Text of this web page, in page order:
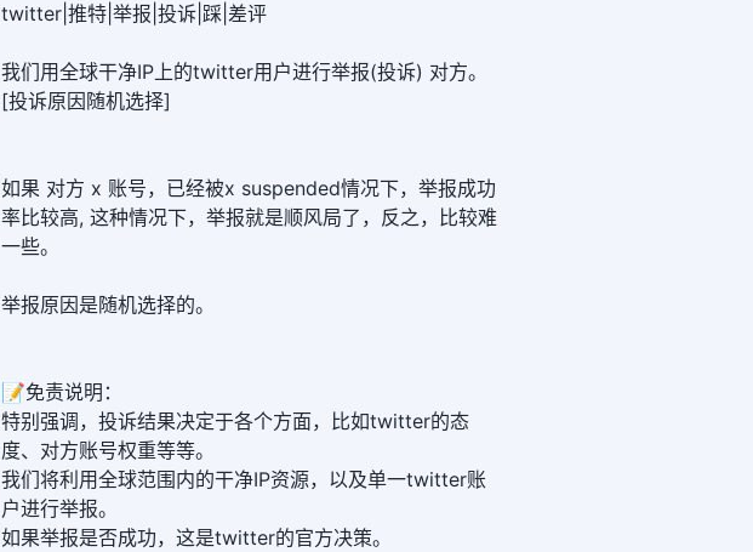
twitter|推特|举报|投诉|踩|差评
我们用全球干净IP上的twitter用户进行举报(投诉) 对方。
[投诉原因随机选择]
如果 对方 x 账号，已经被x suspended情况下，举报成功
率比较高, 这种情况下，举报就是顺风局了，反之，比较难
一些。
举报原因是随机选择的。
📝免责说明：
特别强调，投诉结果决定于各个方面，比如twitter的态
度、对方账号权重等等。
我们将利用全球范围内的干净IP资源，以及单一twitter账
户进行举报。
如果举报是否成功，这是twitter的官方决策。